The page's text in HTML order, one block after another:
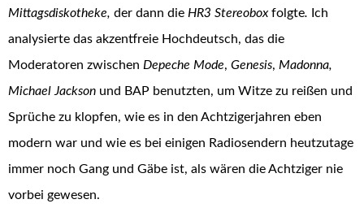
Mittagsdiskotheke, der dann die HR3 Stereoboxfolgte. Ich
analysierte das akzentfreie Hochdeutsch, das die
Moderatoren zwischen Depeche Mode, Genesis, Madonna,
Michael Jackson und BAP benutzten, um Witze zu reißen und
Sprüche zu klopfen, wie es in den Achtzigerjahren eben
modern war und wie es bei einigen Radiosendern heutzutage
immer noch Gang und Gäbe ist, als wären die Achtziger nie
vorbei gewesen.